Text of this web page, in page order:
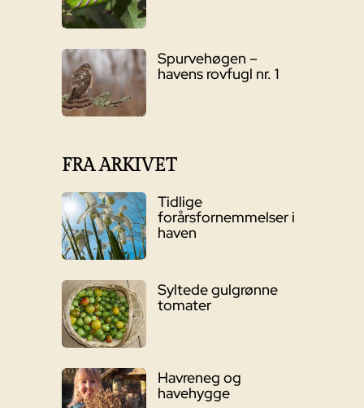
Spurvehøgen –
havens rovfugl nr. 1
FRA ARKIVET
Tidlige
forårsfornemmelser i
haven
Syltede gulgrønne
tomater
Havreneg og
havehygge